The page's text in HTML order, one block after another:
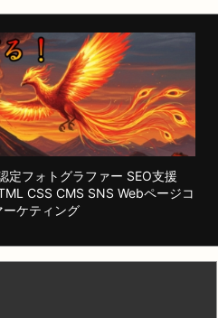
定フォトグラファー SEO支援
CSS CMS SNS Webページコ
ケティング